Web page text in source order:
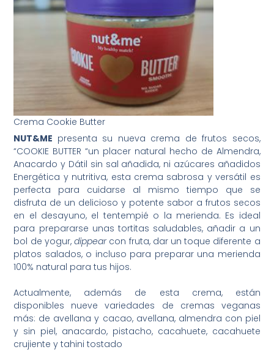
Crema Cookie Butter
NUT&ME presenta su nueva crema de frutos secos,
“COOKIE BUTTER “un placer natural hecho de Almendra,
Anacardo y Dátil sin sal añadida, ni azúcares añadidos
Energética y nutritiva, esta crema sabrosa y versátil es
perfecta para cuidarse al mismo tiempo que se
disfruta de un delicioso y potente sabor a frutos secos
en el desayuno, el tentempié o la merienda. Es ideal
para prepararse unas tortitas saludables, añadir a un
bol de yogur,dippearcon fruta, dar un toque diferente a
platos salados, o incluso para preparar una merienda
100% natural para tus hijos.
Actualmente, además de esta crema, están
disponibles nueve variedades de cremas veganas
más: de avellana y cacao, avellana, almendra con piel
y sin piel, anacardo, pistacho, cacahuete, cacahuete
crujiente y tahini tostado